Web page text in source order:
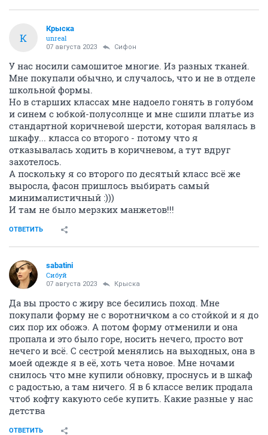
К
Крыска
unreal
07 августа 2023 Сифон
У нас носили самошитое многие. Из разных тканей.
Мне покупали обычно, и случалось, что и не в отделе
школьной формы.
Но в старших классах мне надоело гонять в голубом
и синем с юбкой-полусолнце и мне сшили платье из
стандартной коричневой шерсти, которая валялась в
шкафу... класса со второго - потому что я
отказывалась ходить в коричневом, а тут вдруг
захотелось.
А поскольку я со второго по десятый класс всё же
выросла, фасон пришлось выбирать самый
минималистичный :)))
И там не было мерзких манжетов!!!
ОТВЕТИТЬ
sabatini
Сибуй
07 августа 2023 Крыска
Да вы просто с жиру все бесились поход. Мне
покупали форму не с воротничком а со стойкой и я до
сих пор их обожэ. А потом форму отменили и она
пропала и это было горе, носить нечего, просто вот
нечего и всё. С сестрой менялись на выходных, она в
моей одежде я в её, хоть чета новое. Мне ночами
снилось что мне купили обновку, проснусь и в шкаф
с радостью, а там ничего. Я в 6 классе велик продала
чтоб кофту какуюто себе купить. Какие разные у нас
детства
ОТВЕТИТЬ